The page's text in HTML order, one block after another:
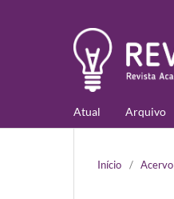
Atual Arquivo
Início / Acervo